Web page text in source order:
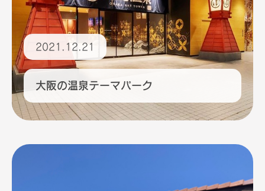
2021.12.21
大阪の温泉テーマパーク